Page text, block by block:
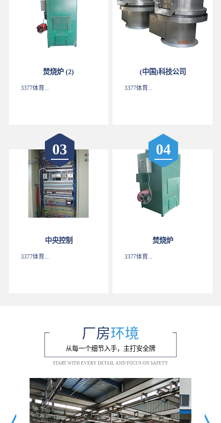
焚烧炉 (2)
3377体育...
(中国)科技公司
3377体育...
03
中央控制
3377体育...
04
焚烧炉
3377体育...
厂房环境
从每一个细节入手，主打安全牌
START WITH EVERY DETAIL AND FOCUS ON SAFETY